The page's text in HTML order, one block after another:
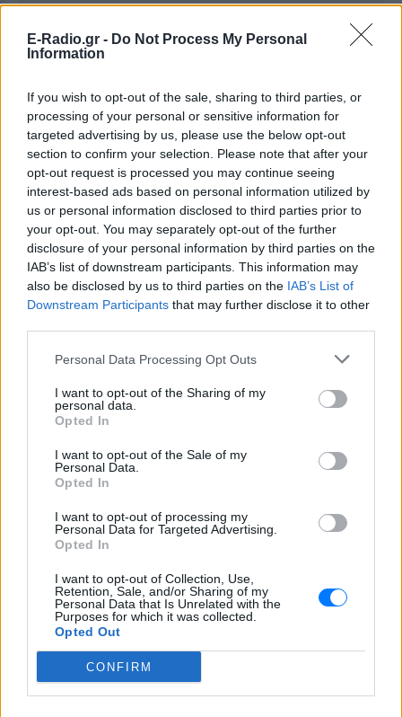
E-Radio.gr - Do Not Process My Personal
Information
If you wish to opt-out of the sale, sharing to third parties, or
processing of your personal or sensitive information for
targeted advertising by us, please use the below opt-out
section to confirm your selection. Please note that after your
opt-out request is processed you may continue seeing
interest-based ads based on personal information utilized by
us or personal information disclosed to third parties prior to
your opt-out. You may separately opt-out of the further
disclosure of your personal information by third parties on the
IAB’s list of downstream participants. This information may
also be disclosed by us to third parties on the IAB’s List of
Downstream Participants that may further disclose it to other
Personal Data Processing Opt Outs
I want to opt-out of the Sharing of my
personal data.
Opted In
I want to opt-out of the Sale of my
Personal Data.
Opted In
I want to opt-out of processing my
Personal Data for Targeted Advertising.
Opted In
I want to opt-out of Collection, Use,
Retention, Sale, and/or Sharing of my
Personal Data that Is Unrelated with the
Purposes for which it was collected.
Opted Out
CONFIRM
Ακολουθήστε το E-Radio.gr στοGoogle News
Εσύ μπήκες στο E-Daily.gr; Τα νέα της ημέρας
και ότι σου κάνει κλικ!
Ακολουθήστε το E-Radio.gr και στο Instagram
ΔΙΑΦΗΜΙΣΗ
ΔΕΙΤΕ ΕΠΙΣΗΣ
ΣΤΗΝ ΙΔΙΑ ΚΑΤΗΓΟΡΙΑ